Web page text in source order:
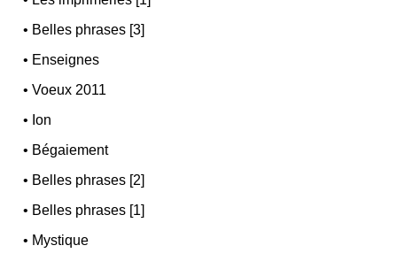
• Belles phrases [3]
• Enseignes
•Voeux 2011
• Ion
• Bégaiement
• Belles phrases [2]
• Belles phrases [1]
• Mystique